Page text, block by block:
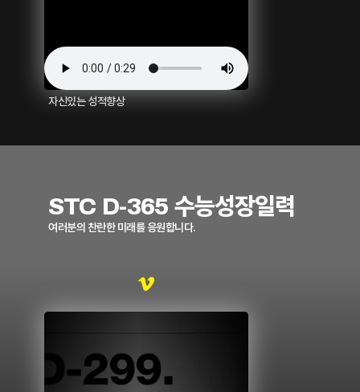
자신있는 성적향상
STC D-365 수능성장일력
여러분의 찬란한 미래를 응원합니다.